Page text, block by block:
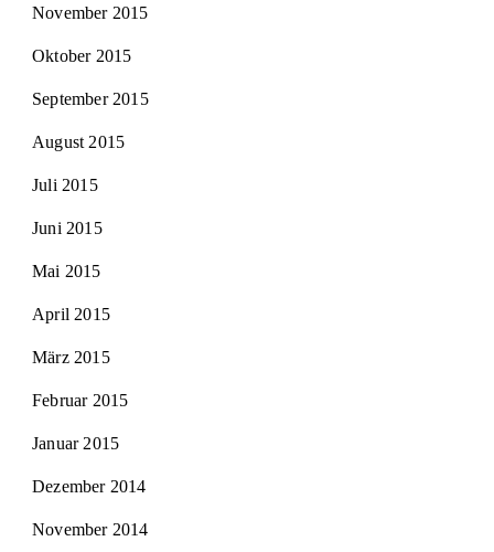
November 2015
Oktober 2015
September 2015
August 2015
Juli 2015
Juni 2015
Mai 2015
April 2015
März 2015
Februar 2015
Januar 2015
Dezember 2014
November 2014